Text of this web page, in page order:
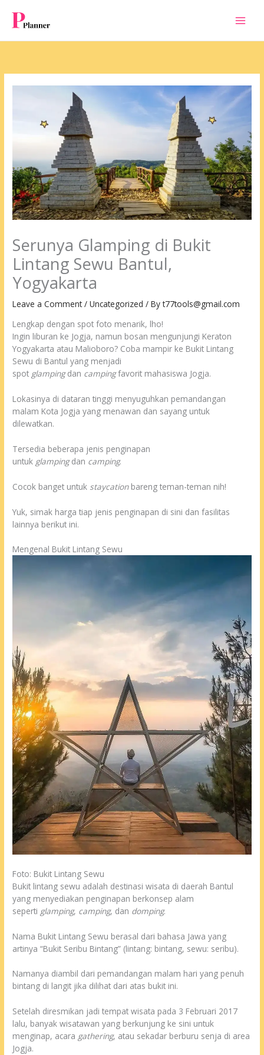
content
Serunya Glamping di Bukit
Lintang Sewu Bantul,
Yogyakarta
Leave a Comment /Uncategorized / Byt77tools@gmail.com
Lengkap dengan spot foto menarik, lho!
Ingin liburan ke Jogja, namun bosan mengunjungi Keraton
Yogyakarta atau Malioboro? Coba mampir ke Bukit Lintang
Sewu di Bantul yang menjadi
spot glampingdan campingfavorit mahasiswa Jogja.
Lokasinya di dataran tinggi menyuguhkan pemandangan
malam Kota Jogja yang menawan dan sayang untuk
dilewatkan.
Tersedia beberapa jenis penginapan
untuk glampingdan camping.
Cocok banget untuk staycationbareng teman-teman nih!
Yuk, simak harga tiap jenis penginapan di sini dan fasilitas
lainnya berikut ini.
Mengenal Bukit Lintang Sewu
Foto: Bukit Lintang Sewu
Bukit lintang sewu adalah destinasi wisata di daerah Bantul
yang menyediakan penginapan berkonsep alam
seperti glamping, camping, dan domping.
Nama Bukit Lintang Sewu berasal dari bahasa Jawa yang
artinya “Bukit Seribu Bintang” (lintang: bintang, sewu: seribu).
Namanya diambil dari pemandangan malam hari yang penuh
bintang di langit jika dilihat dari atas bukit ini.
Setelah diresmikan jadi tempat wisata pada 3 Februari 2017
lalu, banyak wisatawan yang berkunjung ke sini untuk
menginap, acara gathering, atau sekadar berburu senja di area
Jogja.